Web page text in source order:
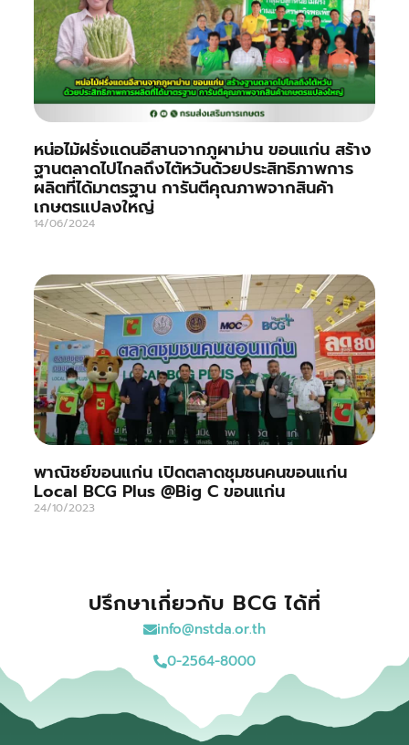
หน่อไม้ฝรั่งแดนอีสานจากภูผาม่าน ขอนแก่น สร้าง
ฐานตลาดไปไกลถึงไต้หวันด้วยประสิทธิภาพการ
ผลิตที่ได้มาตรฐาน การันตีคุณภาพจากสินค้า
เกษตรแปลงใหญ่
14/06/2024
พาณิชย์ขอนแก่น เปิดตลาดชุมชนคนขอนแก่น
Local BCG Plus @Big C ขอนแก่น
24/10/2023
ปรึกษาเกี่ยวกับ BCG ได้ที่
info@nstda.or.th
0-2564-8000